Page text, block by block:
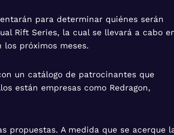
para determinar quiénes serán
Rift Series, la cual se llevará a cabo
próximos meses.
un catálogo de patrocinantes que
están empresas como Redragon,
propuestas. A medida que se acerque